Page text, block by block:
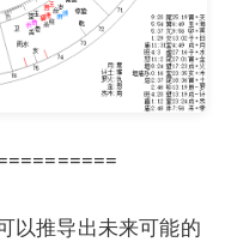
以推导出未来可能的